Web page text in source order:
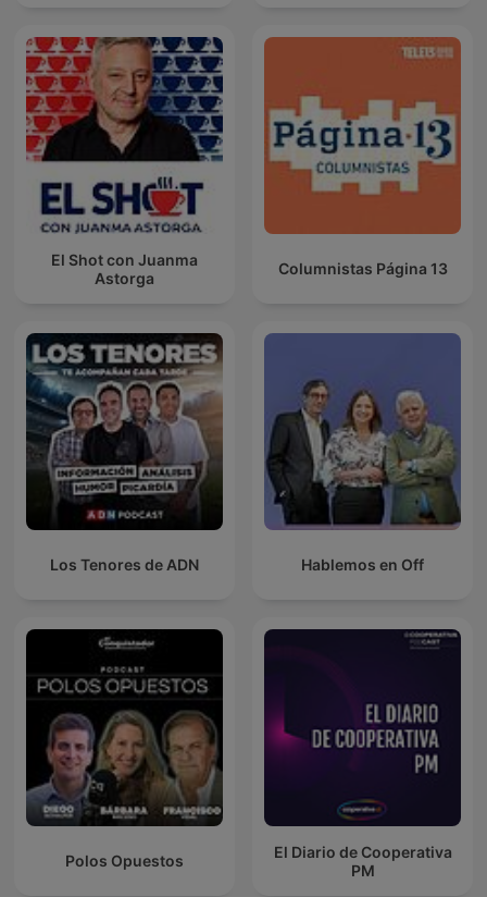
El Shot con Juanma
Astorga
Columnistas Página 13
Los Tenores de ADN Hablemos en Off
Polos Opuestos
El Diario de Cooperativa
PM